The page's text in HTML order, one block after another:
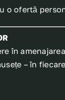
o ofertă
în
– în